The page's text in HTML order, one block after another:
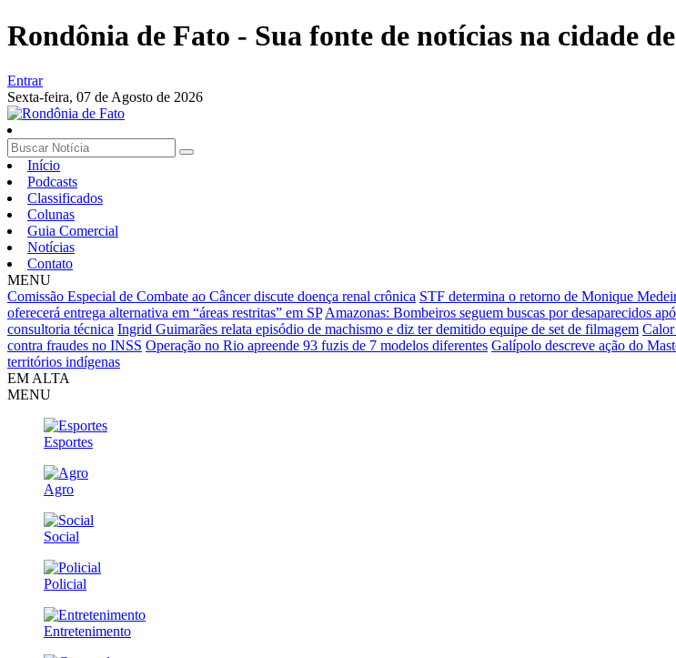
Rondônia de Fato - Sua fonte de notícias na cidade
Entrar
Sexta-feira, 07 de Agosto de 2026
Início
Podcasts
Classificados
Colunas
Guia Comercial
Notícias
Contato
MENU
Comissão Especial de Combate ao Câncer discute doença renal crônica STF determina o retorno de Monique
oferecerá entrega alternativa em “áreas restritas” em SP Amazonas: Bombeiros seguem buscas por desaparecidos
consultoria técnica Ingrid Guimarães relata episódio de machismo e diz ter demitido equipe de set de filmagem Calor
contra fraudes no INSS Operação no Rio apreende 93 fuzis de 7 modelos diferentes Galípolo descreve ação do
territórios indígenas
EM ALTA
MENU
Esportes
Agro
Social
Policial
Entretenimento